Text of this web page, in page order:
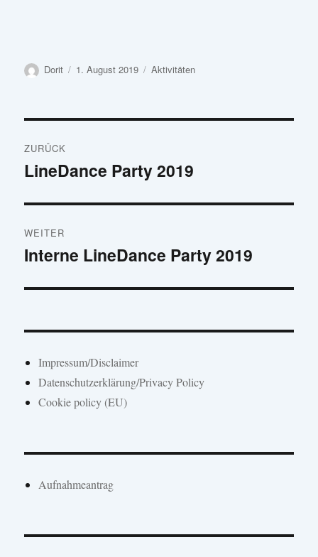
Dorit 1. August 2019 Aktivitäten
ZURÜCK
LineDance Party 2019
WEITER
Interne LineDance Party 2019
Impressum/Disclaimer
Datenschutzerklärung/Privacy Policy
Cookie policy (EU)
Aufnahmeantrag